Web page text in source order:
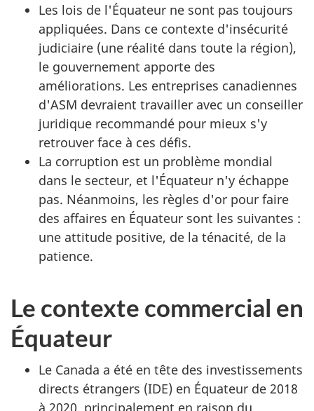
Les lois de l'Équateur ne sont pas toujours
appliquées. Dans ce contexte d'insécurité
judiciaire (une réalité dans toute la région),
le gouvernement apporte des
améliorations. Les entreprises canadiennes
d'ASM devraient travailler avec un conseiller
juridique recommandé pour mieux s'y
retrouver face à ces défis.
La corruption est un problème mondial
dans le secteur, et l'Équateur n'y échappe
pas. Néanmoins, les règles d'or pour faire
des affaires en Équateur sont les suivantes :
une attitude positive, de la ténacité, de la
patience.
Le contexte commercial en
Équateur
Le Canada a été en tête des investissements
directs étrangers (IDE) en Équateur de 2018
à 2020, principalement en raison du